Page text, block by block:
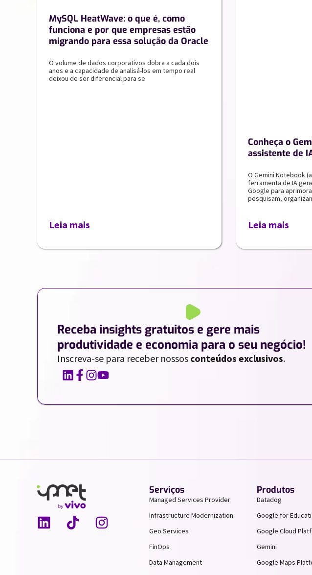
MySQL HeatWave: o que é, como
funciona e por que empresas estão
migrando para essa solução da Oracle
O volume de dados corporativos dobra a cada dois
anos e a capacidade de analisá-los em tempo real
deixou de ser diferencial para se
Leia mais
Conheça o
assistente de
O Gemini Notebook
ferramenta de IA
Google para
pesquisam,
Leia mais
Receba insights gratuitos e gere mais
produtividade e economia para o seu negócio!
Inscreva-se para receber nossos conteúdos exclusivos.
Serviços
Managed Services Provider
Infrastructure Modernization
Geo Services
FinOps
Data Management
Produtos
Datadog
Google for
Google Cloud
Gemini
Google Maps